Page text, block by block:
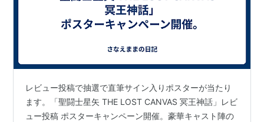
レビュー投稿で抽選で直筆サイン入りポスターが当たり
ます。「聖闘士星矢 THE LOST CANVAS 冥王神話」レビ
ュー投稿 ポスターキャンペーン開催。豪華キャスト陣の